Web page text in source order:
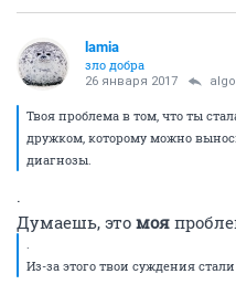
lamia
зло добра
26 января 2017 аlgоl
Твоя проблема в том, что ты
дружком, которому можно
диагнозы.
.
Думаешь, это моя
.
Из-за этого твои суждения